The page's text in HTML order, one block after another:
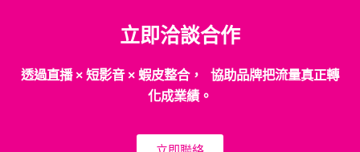
立即洽談合作
透過直播 × 短影音 × 蝦皮整合， 協助品牌把流量真正轉
化成業績。